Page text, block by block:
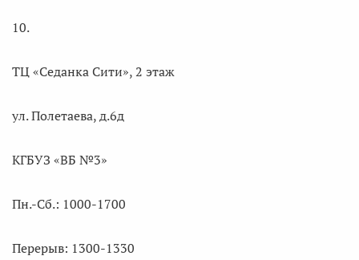
10.
ТЦ «Седанка Сити», 2 этаж
ул. Полетаева, д.6д
КГБУЗ «ВБ №3»
Пн.-Сб.: 1000-1700
Перерыв: 1300-1330